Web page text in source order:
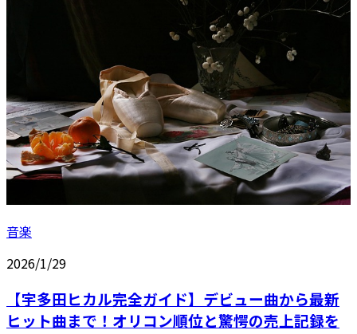
音楽
2026/1/29
【宇多田ヒカル完全ガイド】デビュー曲から最新
ヒット曲まで！オリコン順位と驚愕の売上記録を